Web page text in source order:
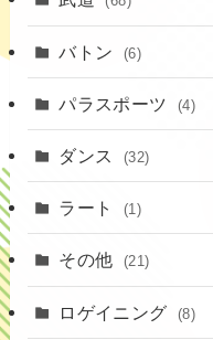
(16)
(3)
(14)
(4)
(23)
(16)
(6)
バトン (6)
パラスポーツ (4)
ダンス (32)
(3)
ラート (1)
その他 (21)
(4)
ロゲイニング (8)